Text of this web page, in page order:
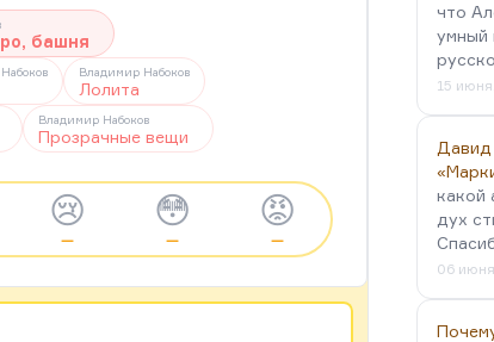
башня
Владимир Набоков
Лолита
Владимир Набоков
Прозрачные вещи
😢
—
😳
—
😡
—
что
умный
15
Давид
какой
дух
06